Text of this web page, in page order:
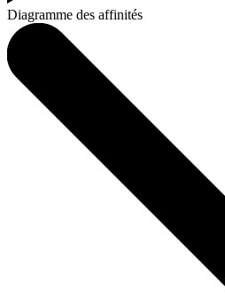
Diagramme des affinités